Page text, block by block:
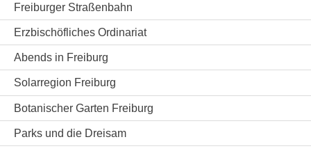
Freiburger Straßenbahn
Erzbischöfliches Ordinariat
Abends in Freiburg
Solarregion Freiburg
Botanischer Garten Freiburg
Parks und die Dreisam